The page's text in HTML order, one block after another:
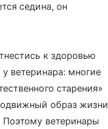
седина, он
к здоровью
ветеринара: многие
старения»
образ жизни
ветеринары